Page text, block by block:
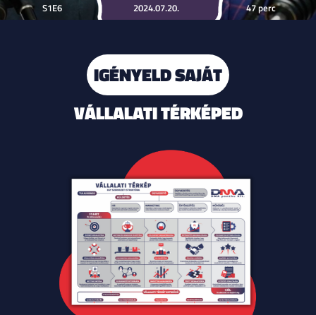
S1E6 2024.07.20. 47 perc
IGÉNYELD SAJÁT
VÁLLALATI TÉRKÉPED